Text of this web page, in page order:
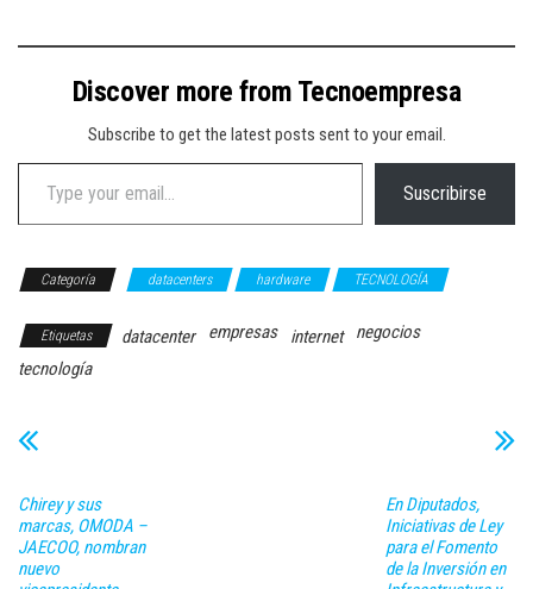
Discover more from Tecnoempresa
Subscribe to get the latest posts sent to your email.
Type your email…
Suscribirse
Categoría datacenters hardware TECNOLOGÍA
Etiquetas datacenter empresas internet
negocios
tecnología
Chirey y sus
marcas, OMODA –
JAECOO, nombran
nuevo
En Diputados,
Iniciativas de Ley
para el Fomento
de la Inversión en